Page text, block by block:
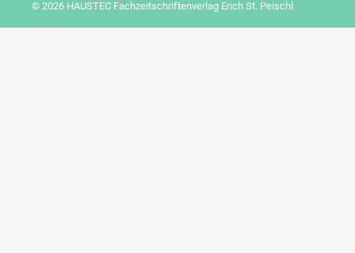
© 2026 HAUSTEC Fachzeitschriftenverlag Erich St. Peischl